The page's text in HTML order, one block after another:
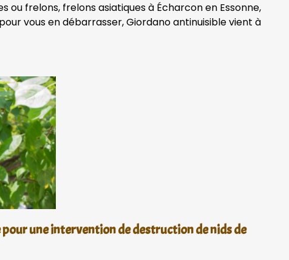
ou frelons, frelons asiatiques à Écharcon en Essonne,
vous en débarrasser, Giordano antinuisible vient à
une intervention de destruction de nids de